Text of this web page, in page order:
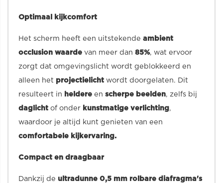
Optimaal kijkcomfort
Het scherm heeft een uitstekende ambient
occlusion waarde van meer dan 85%, wat ervoor
zorgt dat omgevingslicht wordt geblokkeerd en
alleen het projectielicht wordt doorgelaten. Dit
resulteert in heldere en scherpe beelden, zelfs bij
daglicht of onder kunstmatige verlichting,
waardoor je altijd kunt genieten van een
comfortabele kijkervaring.
Compact en draagbaar
Dankzij de ultradunne 0,5 mm rolbare diafragma's